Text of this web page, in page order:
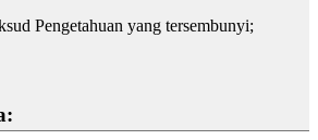
Pengetahuan yang tersembunyi;